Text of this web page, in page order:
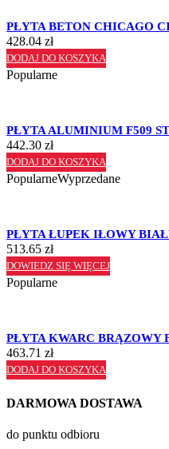
PŁYTA BETON CHICAGO
428.04 zł
DODAJ DO KOSZYKA
Popularne
PŁYTA ALUMINIUM F509
442.30 zł
DODAJ DO KOSZYKA
PopularneWyprzedane
PŁYTA ŁUPEK IŁOWY
513.65 zł
DOWIEDZ SIĘ WIĘCEJ
Popularne
PŁYTA KWARC BRĄZOWY
463.71 zł
DODAJ DO KOSZYKA
DARMOWA DOSTAWA
do punktu odbioru